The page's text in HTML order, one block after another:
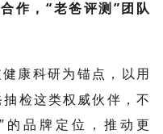
作，“老爸评测”团队
康科研为锚点，以用
检这类权威伙伴，不
” 的品牌定位，推动更